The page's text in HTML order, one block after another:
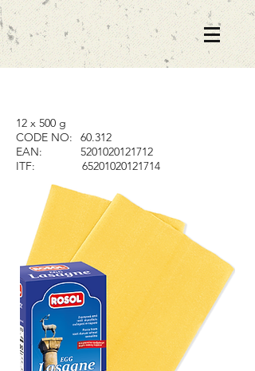
12 x 500 g
CODE NO:
60.312
EAN: 5201020121712
ITF:
65201020121714